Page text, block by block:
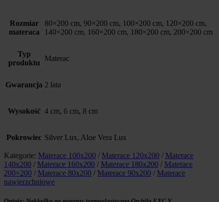
Rozmiar
materaca
80×200 cm, 90×200 cm, 100×200 cm, 120×200 cm,
140×200 cm, 160×200 cm, 180×200 cm, 200×200 cm
Typ
produktu
Materac
Gwarancja 2 lata
Wysokość 4 cm, 6 cm, 8 cm
Pokrowiec Silver Lux, Aloe Vera Lux
Kategorie: Materace 100x200 / Materace 120x200 / Materace
140x200 / Materace 160x200 / Materace 180x200 / Materace
200×200 / Materace 80x200 / Materace 90x200 / Materace
nawierzchniowe